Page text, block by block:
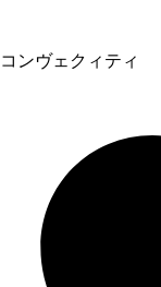
コンヴェクィティ